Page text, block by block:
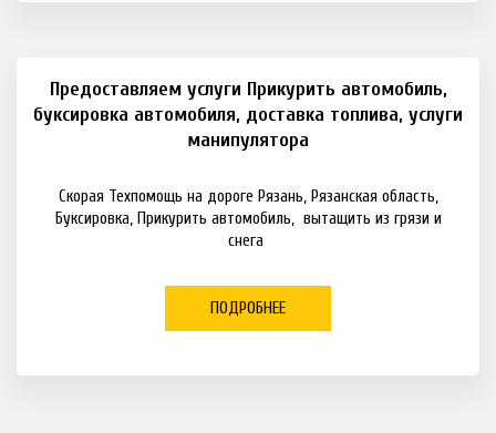
Предоставляем услуги Прикурить автомобиль,
буксировка автомобиля, доставка топлива, услуги
манипулятора
Скорая Техпомощь на дороге Рязань, Рязанская область,
Буксировка, Прикурить автомобиль, вытащить из грязи и
снега
ПОДРОБНЕЕ